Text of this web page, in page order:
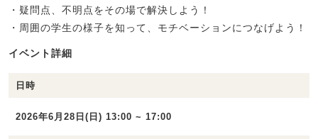
・疑問点、不明点をその場で解決しよう！
・周囲の学生の様子を知って、モチベーションにつなげよう！
イベント詳細
日時
2026年6月28日(日) 13:00 ~ 17:00